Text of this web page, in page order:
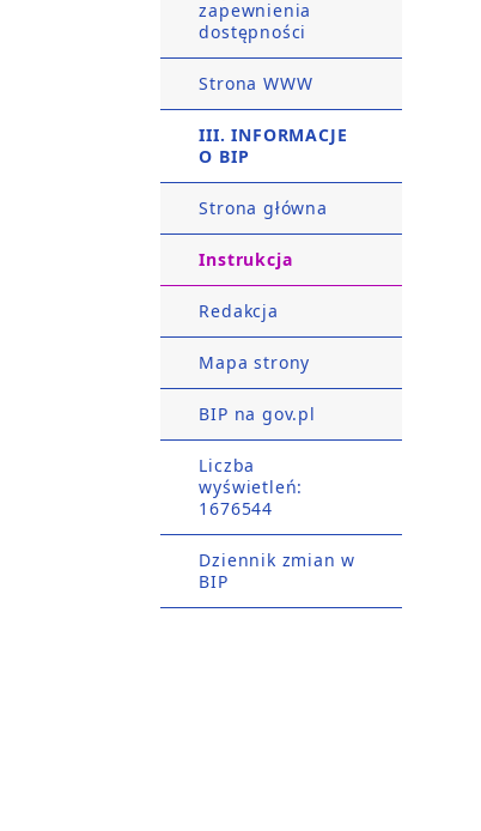
zapewnienia
dostępności
Strona WWW
III. INFORMACJE
O BIP
Strona główna
Instrukcja
Redakcja
Mapa strony
BIP na gov.pl
Liczba
wyświetleń:
1676544
Dziennik zmian w
BIP